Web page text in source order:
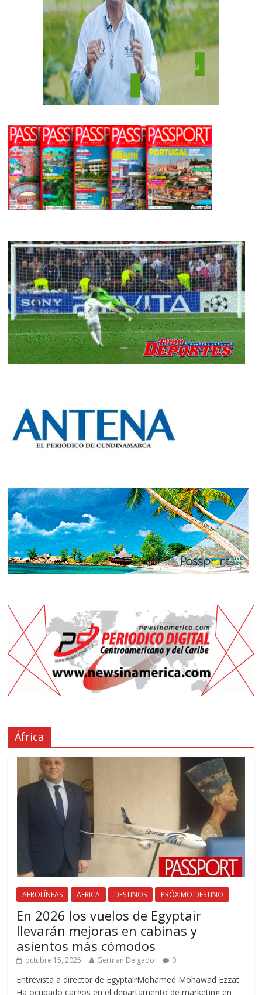
África
AEROLÍNEAS AFRICA DESTINOS PRÓXIMO DESTINO
En 2026 los vuelos de Egyptair
llevarán mejoras en cabinas y
asientos más cómodos
octubre 15, 2025 German Delgado 0
Entrevista a director de EgyptairMohamed Mohawad Ezzat
Ha ocupado cargos en el departamento de marketing en